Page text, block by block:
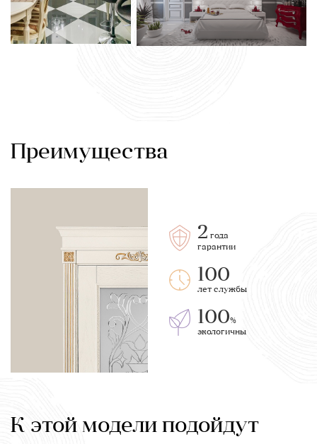
Преимущества
2 года
гарантии
100
лет службы
100%
экологичны
К этой модели подойдут